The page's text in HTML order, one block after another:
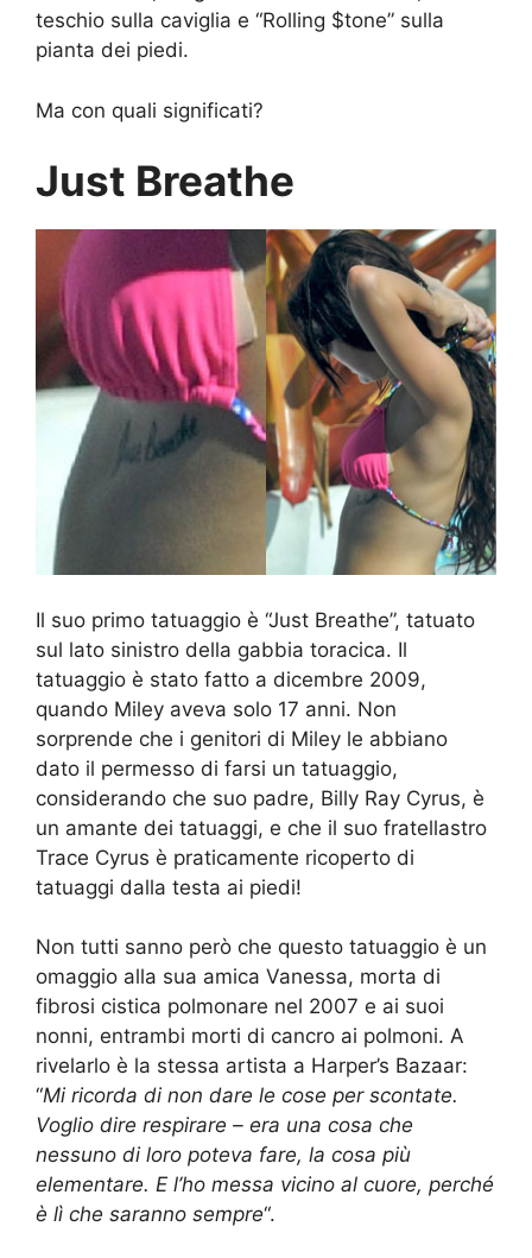
teschio sulla caviglia e “Rolling $tone” sulla
pianta dei piedi.
Ma con quali significati?
Just Breathe
Il suo primo tatuaggio è “Just Breathe”, tatuato
sul lato sinistro della gabbia toracica. Il
tatuaggio è stato fatto a dicembre 2009,
quando Miley aveva solo 17 anni. Non
sorprende che i genitori di Miley le abbiano
dato il permesso di farsi un tatuaggio,
considerando che suo padre, Billy Ray Cyrus, è
un amante dei tatuaggi, e che il suo fratellastro
Trace Cyrus è praticamente ricoperto di
tatuaggi dalla testa ai piedi!
Non tutti sanno però che questo tatuaggio è un
omaggio alla sua amica Vanessa, morta di
fibrosi cistica polmonare nel 2007 e ai suoi
nonni, entrambi morti di cancro ai polmoni. A
rivelarlo è la stessa artista a Harper’s Bazaar:
“Mi ricorda di non dare le cose per scontate.
Voglio dire respirare – era una cosa che
nessuno di loro poteva fare, la cosa più
elementare. E l’ho messa vicino al cuore, perché
è lì che saranno sempre“.